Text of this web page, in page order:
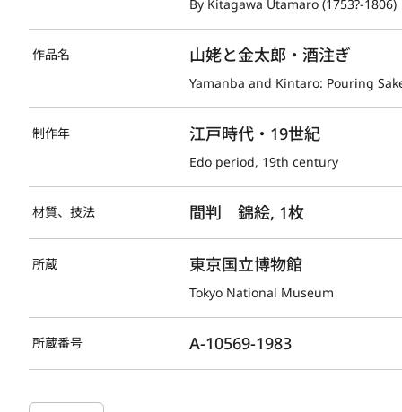
By Kitagawa Utamaro (1753?-1806)
作品名 山姥と金太郎・酒注ぎ
Yamanba and Kintaro: Pouring
制作年 江戸時代・19世紀
Edo period, 19th century
材質、技法 間判　錦絵, 1枚
所蔵 東京国立博物館
Tokyo National Museum
所蔵番号 A-10569-1983